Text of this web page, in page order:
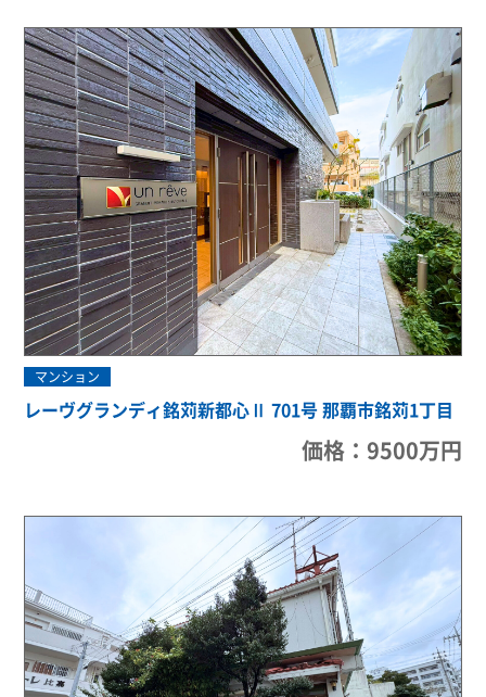
マンション
レーヴグランディ銘苅新都心Ⅱ 701号 那覇市銘苅1丁目
価格：9500万円